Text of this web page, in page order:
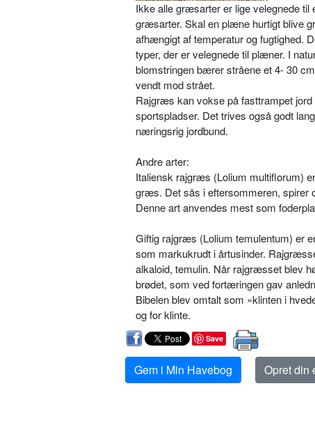
Ikke alle græsarter er lige velegnede
græsarter. Skal en plæne hurtigt blive
afhængigt af temperatur og fug­tighed.
typer, der er velegnede til plæner. I
blomstringen bærer stråene et 4- 30
vendt mod strået.
Rajgræs kan vokse på fasttrampet
sportspladser. Det trives også godt
næringsrig jordbund.
Andre arter:
Italiensk rajgræs (Lolium multiflorum)
græs. Det sås i eftersom­meren, spirer
Denne art anvendes mest som
Giftig rajgræs (Lolium temulentum) er
som markukrudt i årtusinder.
alkaloid, temulin. Når rajgræs­set blev
brødet, som ved fortærin­gen gav
Bibelen blev omtalt som »klinten i
og for klinte.
Save
Gem i Min Havebog Opret din